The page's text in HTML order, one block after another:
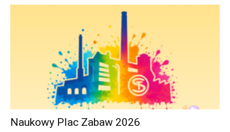
Naukowy Plac Zabaw 2026